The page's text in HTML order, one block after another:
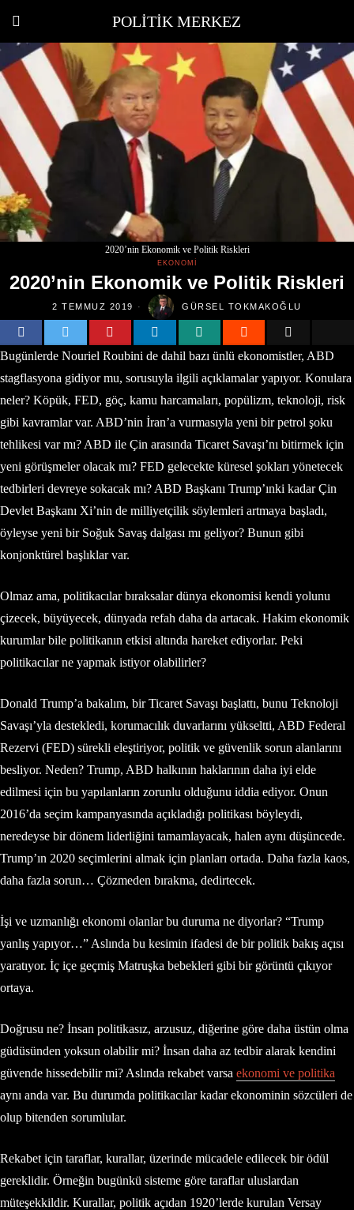
POLITIK MERKEZ
2020’nin Ekonomik ve Politik Riskleri
EKONOMI
2020’nin Ekonomik ve Politik Riskleri
2 TEMMUZ 2019 GÜRSEL TOKMAKOĞLU
Bugünlerde Nouriel Roubini de dahil bazı ünlü ekonomistler, ABD
stagflasyona gidiyor mu, sorusuyla ilgili açıklamalar yapıyor. Konulara
neler? Köpük, FED, göç, kamu harcamaları, popülizm, teknoloji, risk
gibi kavramlar var. ABD’nin İran’a vurmasıyla yeni bir petrol şoku
tehlikesi var mı? ABD ile Çin arasında Ticaret Savaşı’nı bitirmek için
yeni görüşmeler olacak mı? FED gelecekte küresel şokları yönetecek
tedbirleri devreye sokacak mı? ABD Başkanı Trump’ınki kadar Çin
Devlet Başkanı Xi’nin de milliyetçilik söylemleri artmaya başladı,
öyleyse yeni bir Soğuk Savaş dalgası mı geliyor? Bunun gibi
konjonktürel başlıklar var.
Olmaz ama, politikacılar bıraksalar dünya ekonomisi kendi yolunu
çizecek, büyüyecek, dünyada refah daha da artacak. Hakim ekonomik
kurumlar bile politikanın etkisi altında hareket ediyorlar. Peki
politikacılar ne yapmak istiyor olabilirler?
Donald Trump’a bakalım, bir Ticaret Savaşı başlattı, bunu Teknoloji
Savaşı’yla destekledi, korumacılık duvarlarını yükseltti, ABD Federal
Rezervi (FED) sürekli eleştiriyor, politik ve güvenlik sorun alanlarını
besliyor. Neden? Trump, ABD halkının haklarının daha iyi elde
edilmesi için bu yapılanların zorunlu olduğunu iddia ediyor. Onun
2016’da seçim kampanyasında açıkladığı politikası böyleydi,
neredeyse bir dönem liderliğini tamamlayacak, halen aynı düşüncede.
Trump’ın 2020 seçimlerini almak için planları ortada. Daha fazla kaos,
daha fazla sorun… Çözmeden bırakma, dedirtecek.
İşi ve uzmanlığı ekonomi olanlar bu duruma ne diyorlar? “Trump
yanlış yapıyor…” Aslında bu kesimin ifadesi de bir politik bakış açısı
yaratıyor. İç içe geçmiş Matruşka bebekleri gibi bir görüntü çıkıyor
ortaya.
Doğrusu ne? İnsan politikasız, arzusuz, diğerine göre daha üstün olma
güdüsünden yoksun olabilir mi? İnsan daha az tedbir alarak kendini
güvende hissedebilir mi? Aslında rekabet varsa ekonomi ve politika
aynı anda var. Bu durumda politikacılar kadar ekonominin sözcüleri de
olup bitenden sorumlular.
Rekabet için taraflar, kurallar, üzerinde mücadele edilecek bir ödül
gereklidir. Örneğin bugünkü sisteme göre taraflar uluslardan
müteşekkildir. Kurallar, politik açıdan 1920’lerde kurulan Versay